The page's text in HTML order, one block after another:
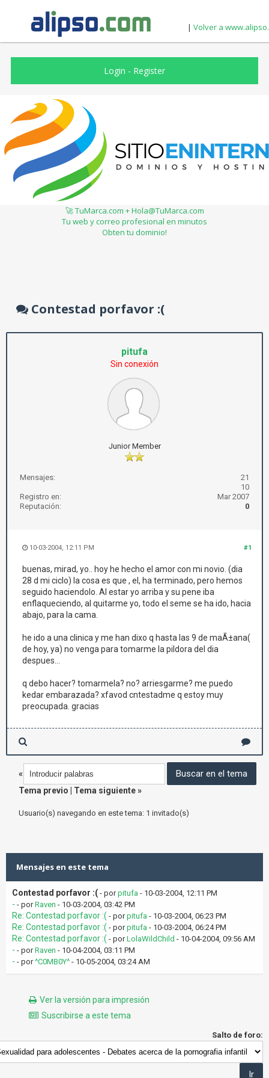
| Volver a
Login - Register
🚀 TuMarca.com + Hola@TuMarca.com
Tu web y correo profesional en minutos
Obten tu dominio!
Contestad porfavor :(
pitufa
Sin conexión
Junior Member
Mensajes:
21
10
Registro en:
Mar 2007
Reputación:
0
#1
10-03-2004, 12:11 PM
buenas, mirad, yo.. hoy he hecho el amor con mi novio. (dia
28 d mi ciclo) la cosa es que , el, ha terminado, pero hemos
seguido haciendolo. Al estar yo arriba y su pene iba
enflaqueciendo, al quitarme yo, todo el seme se ha ido, hacia
abajo, para la cama.
he ido a una clinica y me han dixo q hasta las 9 de maÃ±ana(
de hoy, ya) no venga para tomarme la pildora del dia
despues...
q debo hacer? tomarmela? no? arriesgarme? me puedo
kedar embarazada? xfavod cntestadme q estoy muy
preocupada. gracias
«
Tema previo
Tema siguiente»
Usuario(s) navegando en este tema: 1 invitado(s)
Mensajes en este tema
Contestad porfavor :( - porpitufa - 10-03-2004, 12:11 PM
- - porRaven - 10-03-2004, 03:42 PM
Re: Contestad porfavor :( - porpitufa - 10-03-2004, 06:23 PM
Re: Contestad porfavor :( - porpitufa - 10-03-2004, 06:24 PM
Re: Contestad porfavor :( - porLolaWildChild - 10-04-2004, 09:56 AM
- - porRaven - 10-04-2004, 03:11 PM
- - por^C0MB0Y^ - 10-05-2004, 03:24 AM
Ver la versión para impresión
Suscribirse a este tema
Salto de foro: